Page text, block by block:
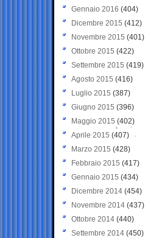
Gennaio 2016 (404)
Dicembre 2015 (412)
Novembre 2015 (401)
Ottobre 2015 (422)
Settembre 2015 (419)
Agosto 2015 (416)
Luglio 2015 (387)
Giugno 2015 (396)
Maggio 2015 (402)
Aprile 2015 (407)
Marzo 2015 (428)
Febbraio 2015 (417)
Gennaio 2015 (434)
Dicembre 2014 (454)
Novembre 2014 (437)
Ottobre 2014 (440)
Settembre 2014 (450)